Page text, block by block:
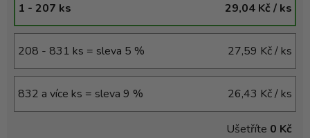
1 - 207 ks 29,04 Kč/ ks
208 - 831 ks = sleva 5 % 27,59 Kč/ ks
832 a více ks = sleva 9 % 26,43 Kč/ ks
Ušetříte 0 Kč